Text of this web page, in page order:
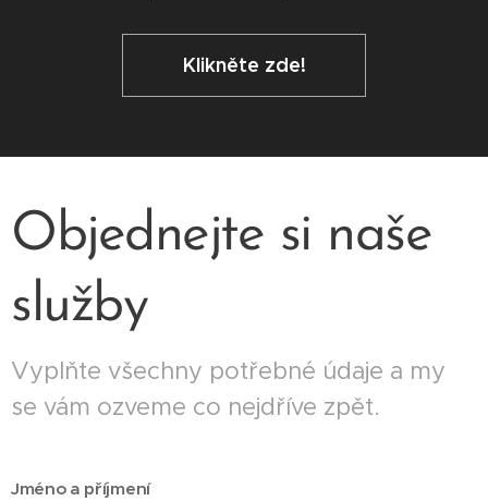
Klikněte zde!
Objednejte si naše
služby
Vyplňte všechny potřebné údaje a my
se vám ozveme co nejdříve zpět.
Jméno a příjmení